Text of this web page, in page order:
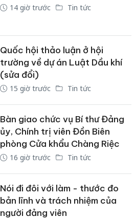
14 giờ trước Tin tức
Quốc hội thảo luận ở hội
trường về dự án Luật Dầu khí
(sửa đổi)
15 giờ trước Tin tức
Bàn giao chức vụ Bí thư Đảng
ủy, Chính trị viên Đồn Biên
phòng Cửa khẩu Chàng Riệc
16 giờ trước Tin tức
Nói đi đôi với làm - thước đo
bản lĩnh và trách nhiệm của
người đảng viên